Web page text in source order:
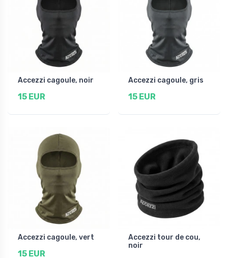
Accezzi cagoule, noir
15 EUR
Accezzi cagoule, gris
15 EUR
Accezzi cagoule, vert
15 EUR
Accezzi tour de cou,
noir